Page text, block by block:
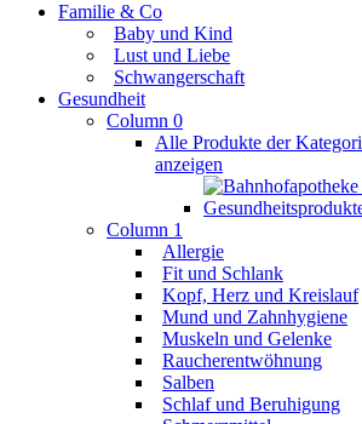
Familie & Co
Baby und Kind
Lust und Liebe
Schwangerschaft
Gesundheit
Column 0
Alle Produkte der
anzeigen
Column 1
Allergie
Fit und Schlank
Kopf, Herz und Kreislauf
Mund und Zahnhygiene
Muskeln und Gelenke
Raucherentwöhnung
Salben
Schlaf und Beruhigung